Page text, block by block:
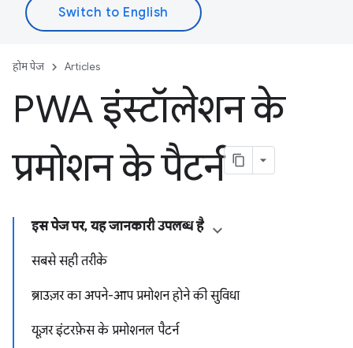
होम पेज Articles
PWA इंस्टॉलेशन के
प्रमोशन के पैटर्न
इस पेज पर, यह जानकारी उपलब्ध है
सबसे सही तरीके
ब्राउज़र का अपने-आप प्रमोशन होने की सुविधा
यूज़र इंटरफ़ेस के प्रमोशनल पैटर्न